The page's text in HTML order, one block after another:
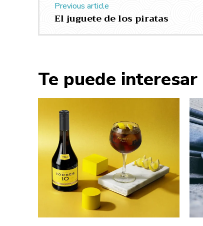
Previous article
El juguete de los piratas
Te puede interesar